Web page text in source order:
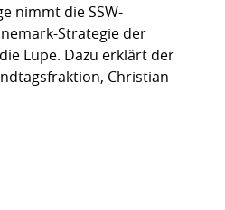
nimmt die SSW-
Strategie der
Lupe. Dazu erklärt der
Christian